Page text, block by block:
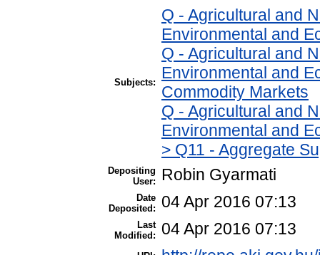
Subjects:
Q - Agricultural and
Environmental and
Q - Agricultural and
Environmental and
Commodity Markets
Q - Agricultural and
Environmental and
> Q11 - Aggregate
Depositing
User:
Robin Gyarmati
Date
Deposited:
04 Apr 2016 07:13
Last
Modified:
04 Apr 2016 07:13